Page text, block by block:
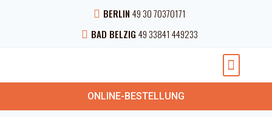
BERLIN 49 30 70370171
BAD BELZIG 49 33841 449233
ONLINE-BESTELLUNG